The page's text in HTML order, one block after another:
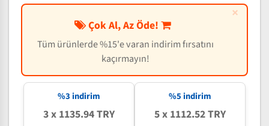
×
Çok Al, Az Öde!
Tüm ürünlerde %15'e varan indirim fırsatını
kaçırmayın!
%3 indirim
3 x 1135.94 TRY
%5 indirim
5 x 1112.52 TRY